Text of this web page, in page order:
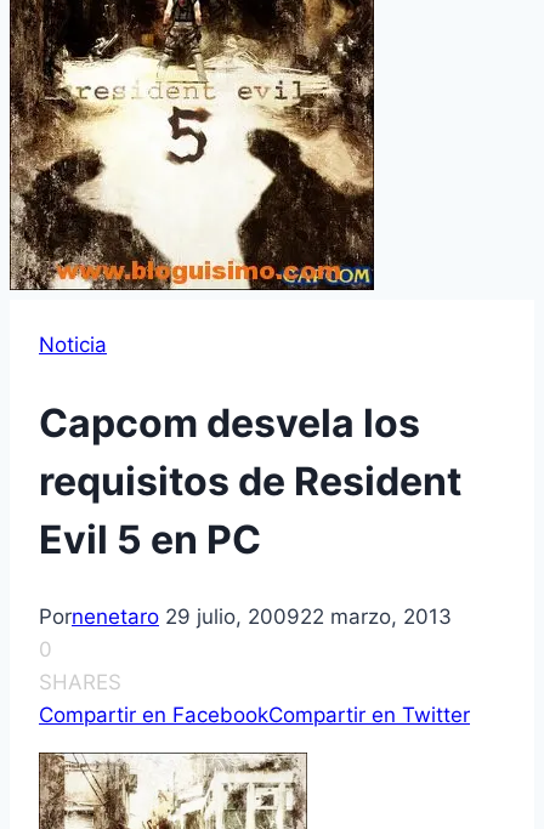
Noticia
Capcom desvela los
requisitos de Resident
Evil 5 en PC
Pornenetaro 29 julio, 200922 marzo, 2013
0
SHARES
Compartir en FacebookCompartir en Twitter